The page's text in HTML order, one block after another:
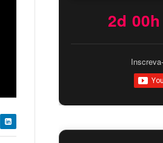
2d